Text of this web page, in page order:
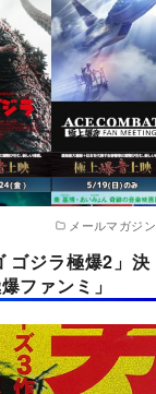
メールマガジン
ゴジラ極爆2」決
ファンミ」